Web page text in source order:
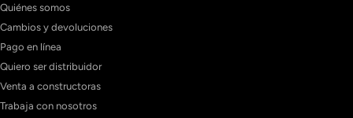
Quiénes somos
Cambios y devoluciones
Pago en línea
Quiero ser distribuidor
Venta a constructoras
Trabaja con nosotros